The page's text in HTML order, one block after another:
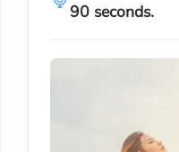
90 seconds.